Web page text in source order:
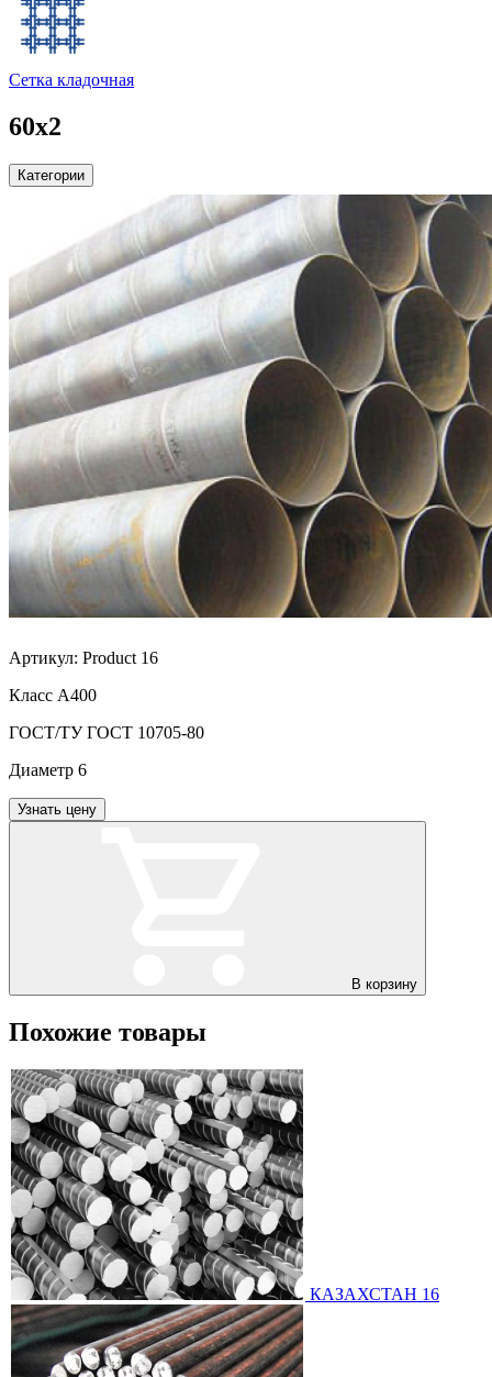
Сетка кладочная
60х2
Категории
Артикул: Product 16
Класс А400
ГОСТ/ТУ ГОСТ 10705-80
Диаметр 6
Узнать цену
В корзину
Похожие товары
КАЗАХСТАН 16